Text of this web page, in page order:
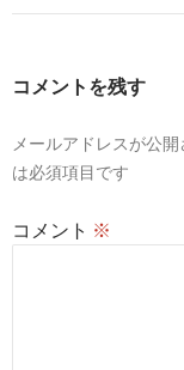
コメントを残す
メールアドレスが公
は必須項目です
コメント ※